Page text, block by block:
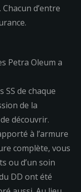
d’entre
Petra Oleum a
SS de chaque
de la
découvrir.
à l’armure
complète, vous
ou d’un soin
DD ont été